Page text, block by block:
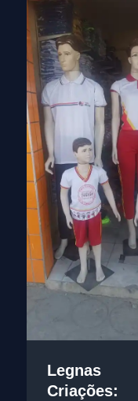
Legnas
Criações: